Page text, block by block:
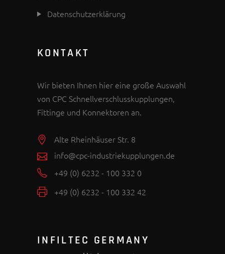
Datenschutzerklärung
KONTAKT
Wir bieten Ihnen hier eine große Auswahl
von CPC Schnellverschlusskupplungen,
Fittinge und Konnektoren an.
Alte Rheinhäuser Str. 8
info@cpc-industriekupplungen.de
+49 (0) 6232 - 100 332 0
+49 (0) 6232 - 100 332 42
INFILTEC GERMANY